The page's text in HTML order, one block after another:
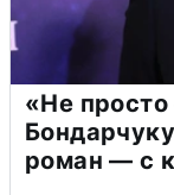
«Не
роман — с